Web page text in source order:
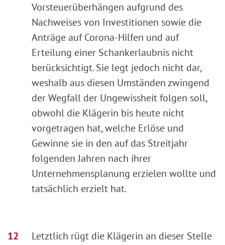
Vorsteuerüberhängen aufgrund des
Nachweises von Investitionen sowie die
Anträge auf Corona-Hilfen und auf
Erteilung einer Schankerlaubnis nicht
berücksichtigt. Sie legt jedoch nicht dar,
weshalb aus diesen Umständen zwingend
der Wegfall der Ungewissheit folgen soll,
obwohl die Klägerin bis heute nicht
vorgetragen hat, welche Erlöse und
Gewinne sie in den auf das Streitjahr
folgenden Jahren nach ihrer
Unternehmensplanung erzielen wollte und
tatsächlich erzielt hat.
Letztlich rügt die Klägerin an dieser Stelle